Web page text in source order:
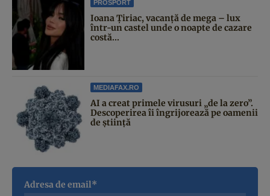
PROSPORT
Ioana Țiriac, vacanță de mega – lux
într-un castel unde o noapte de cazare
costă...
MEDIAFAX.RO
AI a creat primele virusuri „de la zero”.
Descoperirea îi îngrijorează pe oamenii
de știință
Adresa de email*